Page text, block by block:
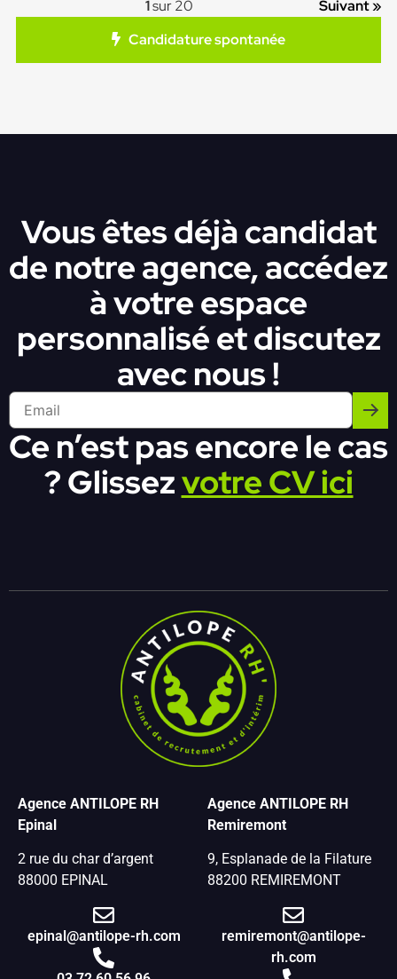
1sur 20
Suivant »
Candidature spontanée
Vous êtes déjà candidat
de notre agence, accédez
à votre espace
personnalisé et discutez
avec nous !
Ce n’est pas encore le cas
? Glissezvotre CV ici
Agence ANTILOPE RH
Epinal
2 rue du char d’argent
88000 EPINAL
epinal@antilope-rh.com
Agence ANTILOPE RH
Remiremont
9, Esplanade de la Filature
88200 REMIREMONT
remiremont@antilope-
rh.com